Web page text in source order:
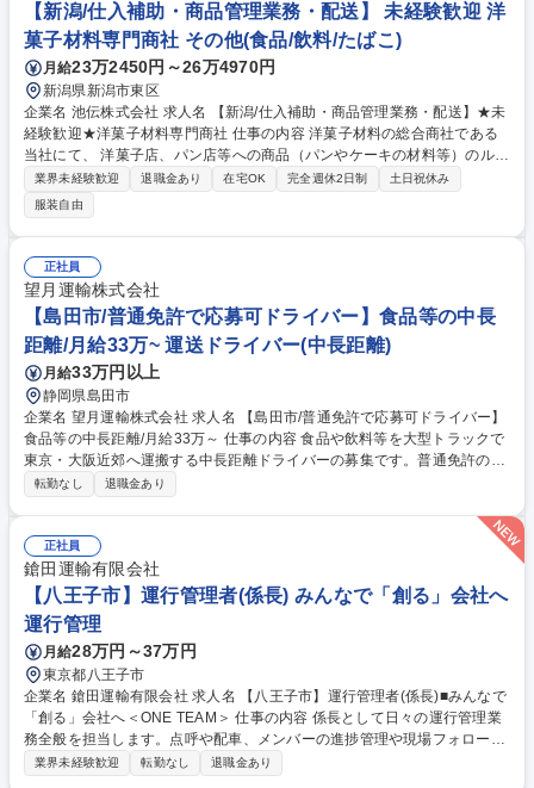
【新潟/仕入補助・商品管理業務・配送】 未経験歓迎 洋
菓子材料専門商社 その他(食品/飲料/たばこ)
月給23万2450円～26万4970円
新潟県新潟市東区
企業名 池伝株式会社 求人名 【新潟/仕入補助・商品管理業務・配送】★未
経験歓迎★洋菓子材料専門商社 仕事の内容 洋菓子材料の総合商社である
当社にて、 洋菓子店、パン店等への商品（パンやケーキの材料等）のルー
ト配送(新潟県内)、および自社倉庫にて商品の荷受け、在庫整理、県外発
送作業などの商品管理をお任せします。 【取引先について】六花亭製菓、
すかいらーく、不二家、ヨックモック、インターコンチネンタルホテルな
ど多数あり、20年以上のお付き合いにも及ぶ取引先も。創業当時から「お
客様のご要望を叶えて差し上げたい」という思いを持ち続けてきた証でも
あり、信頼関係を築いている証でもあります。【社員インタビュー】http
s://www.ikeden.com/job/interview/interview02.html 募集職種 【新潟/仕入
補助・商品管理業務・配送】★未経験歓迎★洋菓子材料専門商社
業界未経験歓迎 退職金あり 在宅OK 完全週休2日制
土日祝休み
服装自由
正社員
望月運輸株式会社
【島田市/普通免許で応募可ドライバー】食品等の中長
距離/月給33万~ 運送ドライバー(中長距離)
月給33万円以上
静岡県島田市
企業名 望月運輸株式会社 求人名 【島田市/普通免許で応募可ドライバー】
食品等の中長距離/月給33万～ 仕事の内容 食品や飲料等を大型トラックで
東京・大阪近郊へ運搬する中長距離ドライバーの募集です。普通免許のみ
でも応募可能で、未経験から月給33万円以上を目指せます。パレット積み
飲料、工業製品、家庭用品などの荷物を大型トラックで東京近郊や大阪近
郊へ運搬します。 【業務範囲】荷積み・荷降ろしはパレット積みが基本
で、フォークリフトやカーゴ台車を活用します。 【特徴】納品時間は午前
中など幅を持った指定が多く、予約制導入により無理な運行や過剰な荷待
ちはありません。全車両にドラレコ・バックモニター・デジタコを完備。
※変更の範囲：会社の定める業務 募集職種 【島田市/普通免許で応募可ド
ライバー】食品等の中長距離/月給33万～
転勤なし 退職金あり
正社員
鎗田運輸有限会社
【八王子市】運行管理者(係長) みんなで「創る」会社へ
運行管理
月給28万円～37万円
東京都八王子市
企業名 鎗田運輸有限会社 求人名 【八王子市】運行管理者(係長)■みんなで
「創る」会社へ＜ONE TEAM＞ 仕事の内容 係長として日々の運行管理業
務全般を担当します。点呼や配車、メンバーの進捗管理や現場フォロー、
トラブル時の一次対応、課長補佐などを通じ、現場の円滑かつ安定した運
業界未経験歓迎 転勤なし 退職金あり